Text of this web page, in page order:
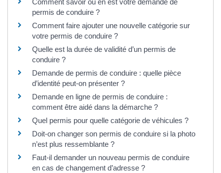
Comment savoir où en est votre demande de
permis de conduire ?
Comment faire ajouter une nouvelle catégorie sur
votre permis de conduire ?
Quelle est la durée de validité d’un permis de
conduire ?
Demande de permis de conduire : quelle pièce
d’identité peut-on présenter ?
Demande en ligne de permis de conduire :
comment être aidé dans la démarche ?
Quel permis pour quelle catégorie de véhicules ?
Doit-on changer son permis de conduire si la photo
n’est plus ressemblante ?
Faut-il demander un nouveau permis de conduire
en cas de changement d’adresse ?